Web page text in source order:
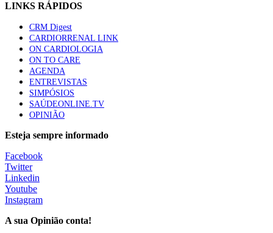
LINKS RÁPIDOS
CRM Digest
CARDIORRENAL LINK
ON CARDIOLOGIA
ON TO CARE
AGENDA
ENTREVISTAS
SIMPÓSIOS
SAÚDEONLINE.TV
OPINIÃO
Esteja sempre informado
Facebook
Twitter
Linkedin
Youtube
Instagram
A sua Opinião conta!